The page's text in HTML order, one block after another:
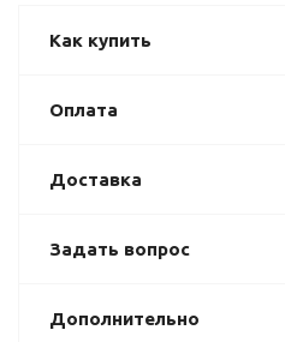
Как купить
Оплата
Доставка
Задать вопрос
Дополнительно